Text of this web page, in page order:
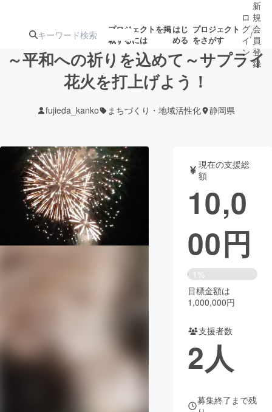
プロジェクトを掲
載するには
はじ
める
プロジェクト
をさがす
ターン
ジェクト
募集終了が近いプ
ロジェクト
されます
アート・写真 音楽
テクノロジー・ガジェット ゲーム・
映像・映画 書籍・雑誌
チャレンジ
CAMPFIRE Creation
CAMPFIREふるさと納税
コミュニティ
ロ
グ
イ
ン
/
新
規
会
員
登
録
～平和への祈りを込めて～サプライ
花火を打上げよう！
fujieda_kanko まちづくり・地域活性化 静岡県
現在の支援総
額
10,0
00円
1%
目標金額は
1,000,000円
支援者数
2人
募集終了まで残